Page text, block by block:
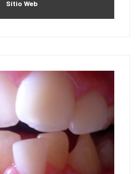
Sitio Web